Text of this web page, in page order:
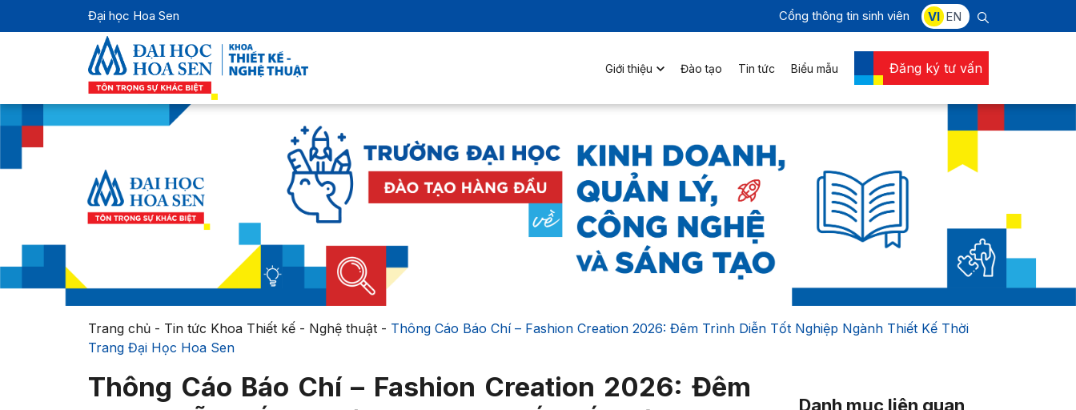
Đại học Hoa Sen Cổng thông tin sinh viên VI EN
Giới thiệu Đào tạo Tin tức Biểu mẫu Đăng ký tư vấn
Trang chủ- Tin tức Khoa Thiết kế - Nghệ thuật- Thông Cáo Báo Chí – Fashion Creation 2026: Đêm Trình Diễn Tốt Nghiệp Ngành Thiết Kế Thời
Trang Đại Học Hoa Sen
Thông Cáo Báo Chí – Fashion Creation 2026: Đêm
Danh mục liên quan